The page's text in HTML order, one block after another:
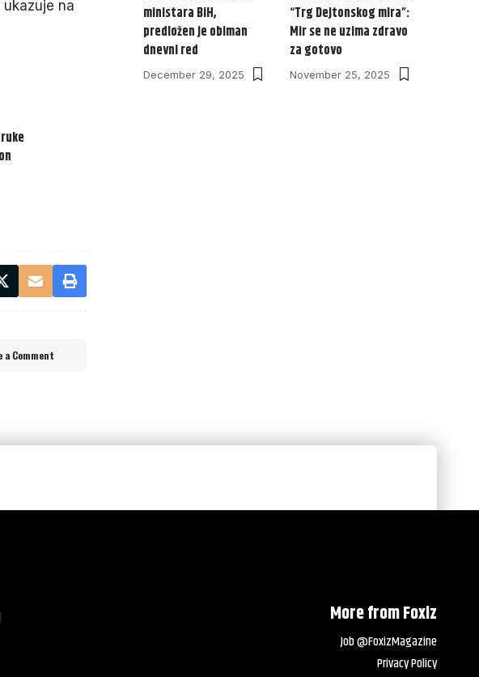
na
a Comment
ministara BiH,
predložen je obiman
dnevni red
December 29, 2025
“Trg Dejtonskog mira”:
Mir se ne uzima zdravo
za gotovo
November 25, 2025
More from Foxiz
Job @FoxizMagazine
Privacy Policy